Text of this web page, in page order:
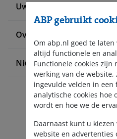
Uw situatie verandert
Over ABP
Nieuws en pers
ABP gebruikt
Om abp.nl goed te
altijd functionele en
Functionele cookies zijn
werking van de
ingevulde velden in
analytische cookies hoe
wordt en hoe we de
Daarnaast kunt u
website en advertenties